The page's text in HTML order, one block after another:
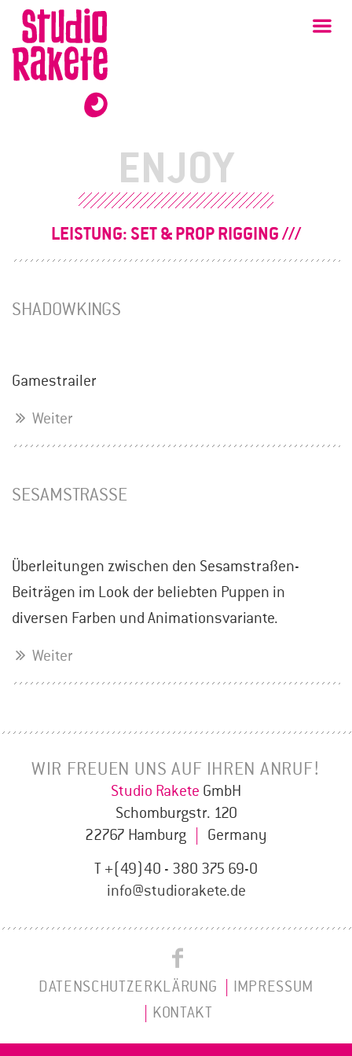
Zum
Inhalt
Studio
Rakete
ENJOY
LEISTUNG: SET & PROP RIGGING
SHADOWKINGS
Gamestrailer
Weiter
SESAMSTRASSE
Überleitungen zwischen den Sesamstraßen-
Beiträgen im Look der beliebten Puppen in
diversen Farben und Animationsvariante.
Weiter
WIR FREUEN UNS AUF IHREN ANRUF!
Studio Rakete GmbH
Schomburgstr. 120
22767 Hamburg
Germany
T +(49)40 - 380 375 69-0
info@studiorakete.de
Studio
Rakete
Rakete
on
DATENSCHUTZERKLÄRUNG
IMPRESSUM
KONTAKT